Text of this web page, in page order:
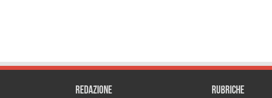
REDAZIONE RUBRICHE